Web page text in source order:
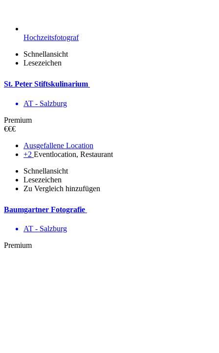
Hochzeitsfotograf
Schnellansicht
Lesezeichen
St. Peter Stiftskulinarium
AT - Salzburg
Premium
€€€
Ausgefallene Location
+2 Eventlocation, Restaurant
Schnellansicht
Lesezeichen
Zu Vergleich hinzufügen
Baumgartner Fotografie
AT - Salzburg
Premium